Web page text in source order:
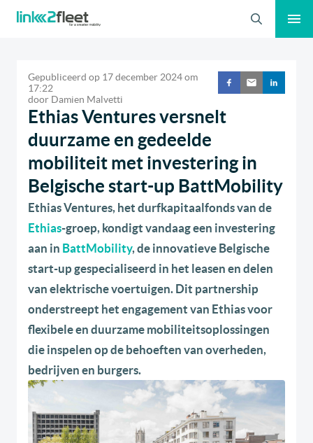
Zoeken
Gepubliceerd op 17 december 2024om
17:22
door Damien Malvetti
Ethias Ventures versnelt
duurzame en gedeelde
mobiliteit met investering in
Belgische start-up BattMobility
Ethias Ventures, het durfkapitaalfonds van de
Ethias-groep, kondigt vandaag een investering
aan in BattMobility, de innovatieve Belgische
start-up gespecialiseerd in het leasen en delen
van elektrische voertuigen. Dit partnership
onderstreept het engagement van Ethias voor
flexibele en duurzame mobiliteitsoplossingen
die inspelen op de behoeften van overheden,
bedrijven en burgers.